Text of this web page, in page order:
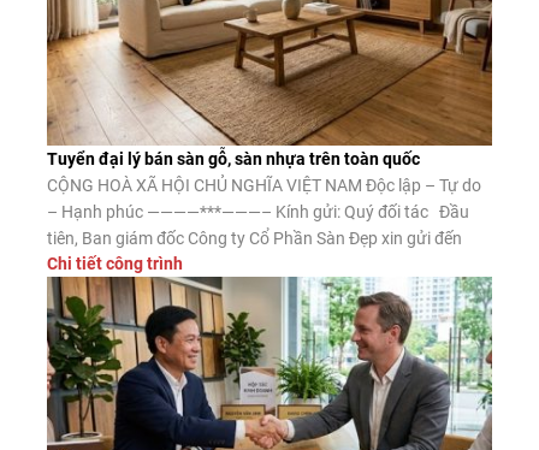
Tuyển đại lý bán sàn gỗ, sàn nhựa trên toàn quốc
CỘNG HOÀ XÃ HỘI CHỦ NGHĨA VIỆT NAM Độc lập – Tự do
– Hạnh phúc ————***———– Kính gửi: Quý đối tác Đầu
tiên, Ban giám đốc Công ty Cổ Phần Sàn Đẹp xin gửi đến
Quý đối tác lời chào trân trọng, lời chúc may mắn và thành
công. Công ty CP Sàn […]
Chi tiết công trình